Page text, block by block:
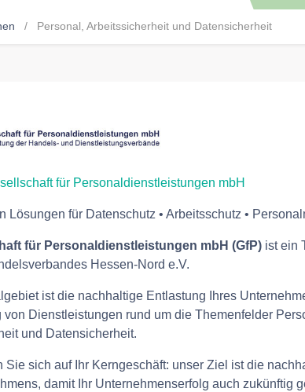
Personal, Arbeitssicherheit und Datensicherheit
für Personaldienstleistungen mbH
Lösungen für Datenschutz • Arbeitsschutz •
für Personaldienstleistungen mbH (GfP) ist ein
Hessen-Nord e.V.
ist die nachhaltige Entlastung Ihres
von Dienstleistungen rund um die Themenfelder
und Datensicherheit.
Sie sich auf Ihr Kerngeschäft: unser Ziel ist die
damit Ihr Unternehmenserfolg auch zukünftig